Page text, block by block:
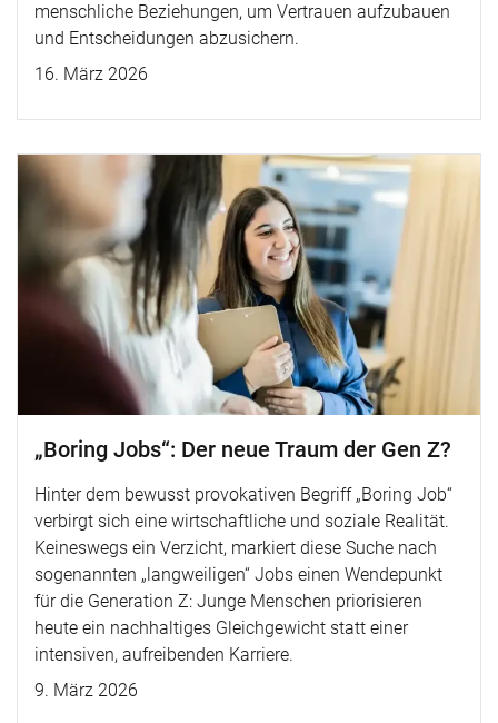
menschliche Beziehungen, um Vertrauen aufzubauen
und Entscheidungen abzusichern.
16. März 2026
„Boring Jobs“: Der neue Traum der Gen Z?
Hinter dem bewusst provokativen Begriff „Boring Job“
verbirgt sich eine wirtschaftliche und soziale Realität.
Keineswegs ein Verzicht, markiert diese Suche nach
sogenannten „langweiligen“ Jobs einen Wendepunkt
für die Generation Z: Junge Menschen priorisieren
heute ein nachhaltiges Gleichgewicht statt einer
intensiven, aufreibenden Karriere.
9. März 2026